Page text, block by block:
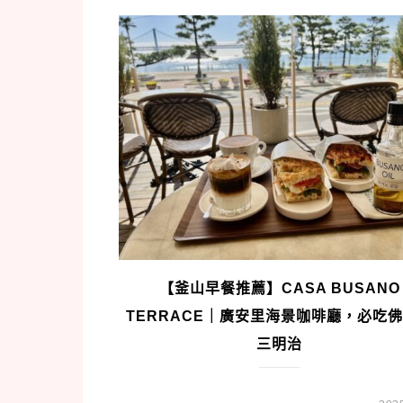
【釜山早餐推薦】CASA BUSANO
TERRACE｜廣安里海景咖啡廳，必吃
三明治